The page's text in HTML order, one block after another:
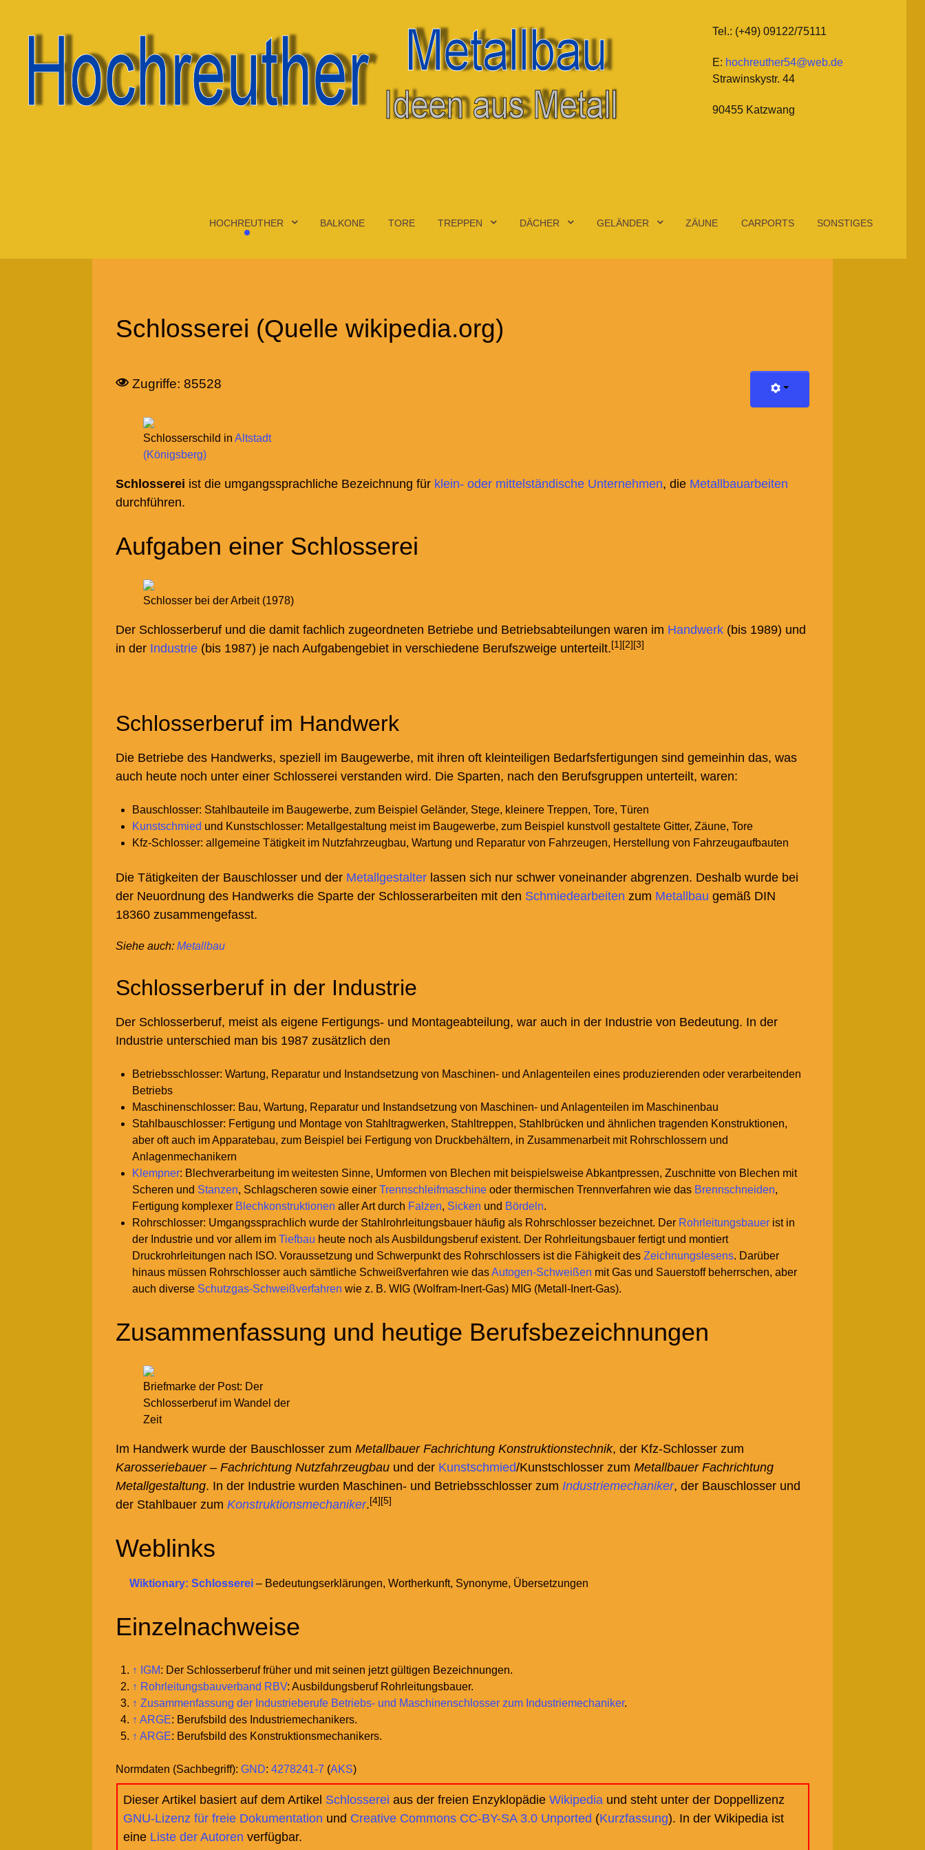
Tel.: (+49) 09122/75111
E: hochreuther54@web.de
Strawinskystr. 44
90455 Katzwang
HOCHREUTHER BALKONE TORE TREPPEN DÄCHER GELÄNDER ZÄUNE CARPORTS SONSTIGES
Schlosserei (Quelle wikipedia.org)
Zugriffe: 85528
Schlosserschild inAltstadt
(Königsberg)
Schlosserei ist die umgangssprachliche Bezeichnung für klein- oder mittelständische Unternehmen, die Metallbauarbeiten
durchführen.
Aufgaben einer Schlosserei
Schlosser bei der Arbeit (1978)
Der Schlosserberuf und die damit fachlich zugeordneten Betriebe und Betriebsabteilungen waren im Handwerk (bis 1989) und
in der Industrie (bis 1987) je nach Aufgabengebiet in verschiedene Berufszweige unterteilt. [1] [2] [3]
Schlosserberuf im Handwerk
Die Betriebe des Handwerks, speziell im Baugewerbe, mit ihren oft kleinteiligen Bedarfsfertigungen sind gemeinhin das, was
auch heute noch unter einer Schlosserei verstanden wird. Die Sparten, nach den Berufsgruppen unterteilt, waren:
Bauschlosser: Stahlbauteile im Baugewerbe, zum Beispiel Geländer, Stege, kleinere Treppen, Tore, Türen
Kunstschmied und Kunstschlosser: Metallgestaltung meist im Baugewerbe, zum Beispiel kunstvoll gestaltete Gitter, Zäune, Tore
Kfz-Schlosser: allgemeine Tätigkeit im Nutzfahrzeugbau, Wartung und Reparatur von Fahrzeugen, Herstellung von Fahrzeugaufbauten
Die Tätigkeiten der Bauschlosser und der Metallgestalter lassen sich nur schwer voneinander abgrenzen. Deshalb wurde bei
der Neuordnung des Handwerks die Sparte der Schlosserarbeiten mit den Schmiedearbeiten zum Metallbau gemäß DIN
18360 zusammengefasst.
Siehe auch:Metallbau
Schlosserberuf in der Industrie
Der Schlosserberuf, meist als eigene Fertigungs- und Montageabteilung, war auch in der Industrie von Bedeutung. In der
Industrie unterschied man bis 1987 zusätzlich den
Betriebsschlosser: Wartung, Reparatur und Instandsetzung von Maschinen- und Anlagenteilen eines produzierenden oder verarbeitenden
Betriebs
Maschinenschlosser: Bau, Wartung, Reparatur und Instandsetzung von Maschinen- und Anlagenteilen im Maschinenbau
Stahlbauschlosser: Fertigung und Montage von Stahltragwerken, Stahltreppen, Stahlbrücken und ähnlichen tragenden Konstruktionen,
aber oft auch im Apparatebau, zum Beispiel bei Fertigung von Druckbehältern, in Zusammenarbeit mit Rohrschlossern und
Anlagenmechanikern
Klempner: Blechverarbeitung im weitesten Sinne, Umformen von Blechen mit beispielsweise Abkantpressen, Zuschnitte von Blechen mit
Scheren und Stanzen, Schlagscheren sowie einerTrennschleifmaschine oder thermischen Trennverfahren wie das Brennschneiden,
Fertigung komplexer Blechkonstruktionen aller Art durch Falzen, Sicken und Bördeln.
Rohrschlosser: Umgangssprachlich wurde der Stahlrohrleitungsbauer häufig als Rohrschlosser bezeichnet. Der Rohrleitungsbauer ist in
der Industrie und vor allem imTiefbau heute noch als Ausbildungsberuf existent. Der Rohrleitungsbauer fertigt und montiert
Druckrohrleitungen nach ISO. Voraussetzung und Schwerpunkt des Rohrschlossers ist die Fähigkeit desZeichnungslesens. Darüber
hinaus müssen Rohrschlosser auch sämtliche Schweißverfahren wie dasAutogen-Schweißen mit Gas und Sauerstoff beherrschen, aber
auch diverse Schutzgas-Schweißverfahren wie z. B. WIG (Wolfram-Inert-Gas) MIG (Metall-Inert-Gas).
Zusammenfassung und heutige Berufsbezeichnungen
Briefmarke der Post: Der
Schlosserberuf im Wandel der
Zeit
Im Handwerk wurde der Bauschlosser zumMetallbauer Fachrichtung Konstruktionstechnik, der Kfz-Schlosser zum
Karosseriebauer – Fachrichtung Nutzfahrzeugbau und der Kunstschmied/Kunstschlosser zumMetallbauer Fachrichtung
Metallgestaltung. In der Industrie wurden Maschinen- und Betriebsschlosser zum Industriemechaniker, der Bauschlosser und
der Stahlbauer zumKonstruktionsmechaniker. [4] [5]
Weblinks
Wiktionary: Schlosserei – Bedeutungserklärungen, Wortherkunft, Synonyme, Übersetzungen
Einzelnachweise
↑ IGM: Der Schlosserberuf früher und mit seinen jetzt gültigen Bezeichnungen.
↑ Rohrleitungsbauverband RBV: Ausbildungsberuf Rohrleitungsbauer.
↑Zusammenfassung der Industrieberufe Betriebs- und Maschinenschlosser zum Industriemechaniker.
↑ARGE: Berufsbild des Industriemechanikers.
↑ARGE: Berufsbild des Konstruktionsmechanikers.
Normdaten (Sachbegriff):GND:4278241-7 (AKS)
Dieser Artikel basiert auf dem Artikel Schlosserei aus der freien Enzyklopädie Wikipedia und steht unter der Doppellizenz
GNU-Lizenz für freie Dokumentation und Creative Commons CC-BY-SA 3.0 Unported (Kurzfassung). In der Wikipedia ist
eine Liste der Autoren verfügbar.